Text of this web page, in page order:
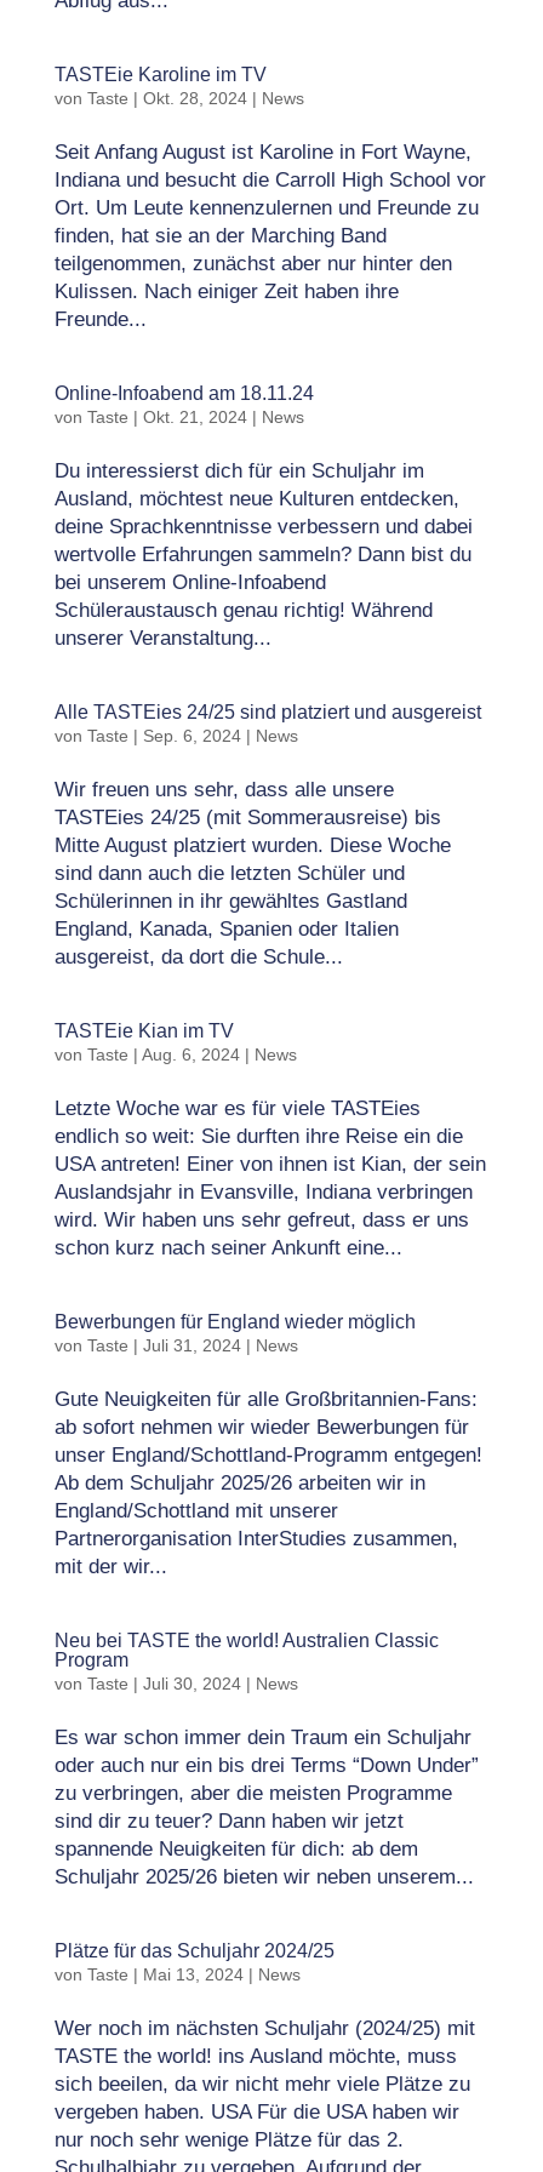
TASTEie Karoline im TV
von Taste | Okt. 28, 2024| News
Seit Anfang August ist Karoline in Fort Wayne,
Indiana und besucht die Carroll High School vor
Ort. Um Leute kennenzulernen und Freunde zu
finden, hat sie an der Marching Band
teilgenommen, zunächst aber nur hinter den
Kulissen. Nach einiger Zeit haben ihre
Freunde...
Online-Infoabend am 18.11.24
von Taste | Okt. 21, 2024| News
Du interessierst dich für ein Schuljahr im
Ausland, möchtest neue Kulturen entdecken,
deine Sprachkenntnisse verbessern und dabei
wertvolle Erfahrungen sammeln? Dann bist du
bei unserem Online-Infoabend
Schüleraustausch genau richtig! Während
unserer Veranstaltung...
Alle TASTEies 24/25 sind platziert und ausgereist
von Taste | Sep. 6, 2024| News
Wir freuen uns sehr, dass alle unsere
TASTEies 24/25 (mit Sommerausreise) bis
Mitte August platziert wurden. Diese Woche
sind dann auch die letzten Schüler und
Schülerinnen in ihr gewähltes Gastland
England, Kanada, Spanien oder Italien
ausgereist, da dort die Schule...
TASTEie Kian im TV
von Taste | Aug. 6, 2024| News
Letzte Woche war es für viele TASTEies
endlich so weit: Sie durften ihre Reise ein die
USA antreten! Einer von ihnen ist Kian, der sein
Auslandsjahr in Evansville, Indiana verbringen
wird. Wir haben uns sehr gefreut, dass er uns
schon kurz nach seiner Ankunft eine...
Bewerbungen für England wieder möglich
von Taste | Juli 31, 2024| News
Gute Neuigkeiten für alle Großbritannien-Fans:
ab sofort nehmen wir wieder Bewerbungen für
unser England/Schottland-Programm entgegen!
Ab dem Schuljahr 2025/26 arbeiten wir in
England/Schottland mit unserer
Partnerorganisation InterStudies zusammen,
mit der wir...
Neu bei TASTE the world! Australien Classic
Program
von Taste | Juli 30, 2024| News
Es war schon immer dein Traum ein Schuljahr
oder auch nur ein bis drei Terms “Down Under”
zu verbringen, aber die meisten Programme
sind dir zu teuer? Dann haben wir jetzt
spannende Neuigkeiten für dich: ab dem
Schuljahr 2025/26 bieten wir neben unserem...
Plätze für das Schuljahr 2024/25
von Taste | Mai 13, 2024| News
Wer noch im nächsten Schuljahr (2024/25) mit
TASTE the world! ins Ausland möchte, muss
sich beeilen, da wir nicht mehr viele Plätze zu
vergeben haben. USA Für die USA haben wir
nur noch sehr wenige Plätze für das 2.